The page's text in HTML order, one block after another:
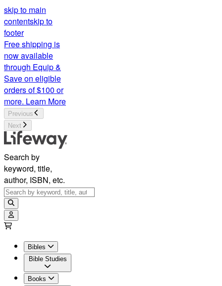
skip to main
contentskip to
footer
Free shipping is
now available
through Equip &
Save on eligible
orders of $100 or
more. Learn More
Previous
Next
Search by
keyword, title,
author, ISBN, etc.
Bibles
Bible Studies
Books